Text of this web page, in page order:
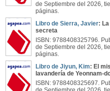
de Septiembre del 2026,
páginas.
Libro de Sierra, Javier:
secreta
ISBN: 9788408325796.
de Septiembre del 2026,
páginas.
Libro de Jiyun, Kim: El
lavandería de Yeonnam-
ISBN: 9788408325697.